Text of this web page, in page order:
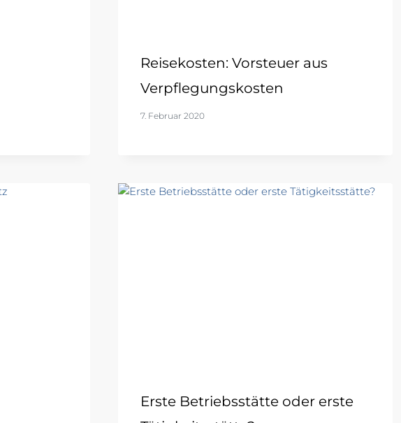
Reisekosten: Vorsteuer aus
Verpflegungskosten
7. Februar 2020
Erste Betriebsstätte oder erste